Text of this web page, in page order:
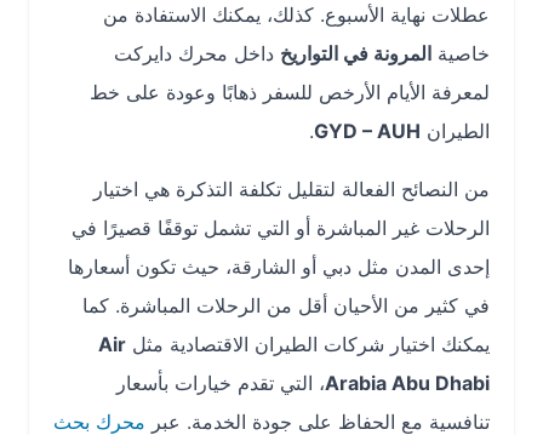
عطلات نهاية الأسبوع. كذلك، يمكنك الاستفادة من
خاصيةالمرونة في التواريخداخل محرك دايركت
لمعرفة الأيام الأرخص للسفر ذهابًا وعودة على خط
الطيرانGYD – AUH
من النصائح الفعالة لتقليل تكلفة التذكرة هي اختيار
الرحلات غير المباشرة أو التي تشمل توقفًا قصيرًا في
إحدى المدن مثل دبي أو الشارقة، حيث تكون أسعارها
في كثير من الأحيان أقل من الرحلات المباشرة. كما
يمكنك اختيار شركات الطيران الاقتصادية مثلAir
Arabia Abu Dhabi، التي تقدم خيارات بأسعار
تنافسية مع الحفاظ على جودة الخدمة. عبرمحرك بحث